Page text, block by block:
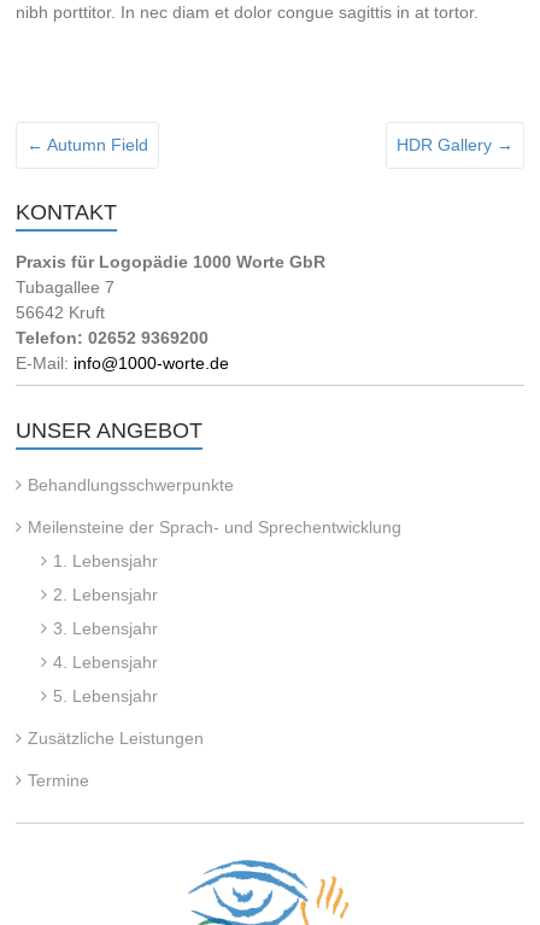
nibh porttitor. In nec diam et dolor congue sagittis in at tortor.
← Autumn Field HDR Gallery →
KONTAKT
Praxis für Logopädie 1000 Worte GbR
Tubagallee 7
56642 Kruft
Telefon: 02652 9369200
E-Mail: info@1000-worte.de
UNSER ANGEBOT
Behandlungsschwerpunkte
Meilensteine der Sprach- und Sprechentwicklung
1. Lebensjahr
2. Lebensjahr
3. Lebensjahr
4. Lebensjahr
5. Lebensjahr
Zusätzliche Leistungen
Termine